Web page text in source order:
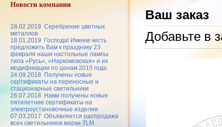
Новости компании
28.02.2019 Серебрение цветных
металлов
18.01.2019
Господа! Имеем честь
предложить Вам к празднику 23
февраля наши настольные лампы
типа «Русь», «Наркомовская» и их
модификации по ценам 2015 года.
24.09.2018
Получены новые
сертификаты на переносные и
стационарные светильники
26.07.2018
Нами получены новые
пятилетние сертификаты на
электроустановочные изделия
07.03.2017 Объявляется распродажа
всех светильников марки TLM
Ваш заказ
Добавьте в